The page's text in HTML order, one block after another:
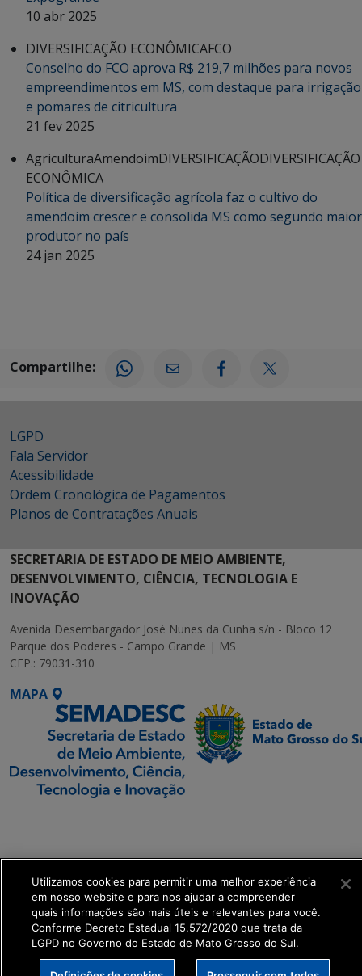
10 abr 2025
DIVERSIFICAÇÃO ECONÔMICAFCO
Conselho do FCO aprova R$ 219,7 milhões para novos
empreendimentos em MS, com destaque para irrigação
e pomares de citricultura
21 fev 2025
AgriculturaAmendoimDIVERSIFICAÇÃODIVERSIFICAÇÃO
ECONÔMICA
Política de diversificação agrícola faz o cultivo do
amendoim crescer e consolida MS como segundo maior
produtor no país
24 jan 2025
Compartilhe:
LGPD
Fala Servidor
Acessibilidade
Ordem Cronológica de Pagamentos
Planos de Contratações Anuais
SECRETARIA DE ESTADO DE MEIO AMBIENTE,
DESENVOLVIMENTO, CIÊNCIA, TECNOLOGIA E
INOVAÇÃO
Avenida Desembargador José Nunes da Cunha s/n - Bloco 12
Parque dos Poderes - Campo Grande | MS
CEP.: 79031-310
MAPA
Transformação Digital
get_footer();
Utilizamos cookies para permitir uma melhor experiência
em nosso website e para nos ajudar a compreender
quais informações são mais úteis e relevantes para você.
Conforme Decreto Estadual 15.572/2020 que trata da
LGPD no Governo do Estado de Mato Grosso do Sul.